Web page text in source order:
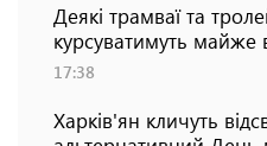
Деякі трамваї та
курсуватимуть майже
17:38
Харків'ян кличуть